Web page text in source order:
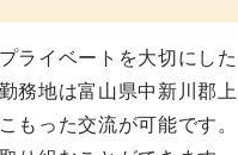
ライベートを大切にした
務地は富山県中新川郡上
もった交流が可能です。